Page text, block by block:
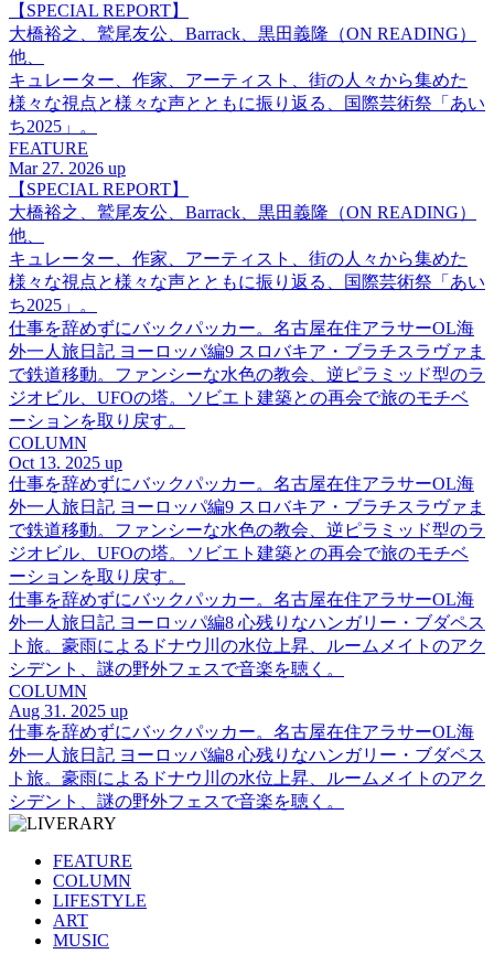
【SPECIAL REPORT】
大橋裕之、鷲尾友公、Barrack、黒田義隆（ON READING）
他、
キュレーター、作家、アーティスト、街の人々から集めた
様々な視点と様々な声とともに振り返る、国際芸術祭「あい
ち2025」。
FEATURE
Mar 27. 2026 up
【SPECIAL REPORT】
大橋裕之、鷲尾友公、Barrack、黒田義隆（ON READING）
他、
キュレーター、作家、アーティスト、街の人々から集めた
様々な視点と様々な声とともに振り返る、国際芸術祭「あい
ち2025」。
仕事を辞めずにバックパッカー。名古屋在住アラサーOL海
外一人旅日記 ヨーロッパ編9 スロバキア・ブラチスラヴァま
で鉄道移動。ファンシーな水色の教会、逆ピラミッド型のラ
ジオビル、UFOの塔。ソビエト建築との再会で旅のモチベ
ーションを取り戻す。
COLUMN
Oct 13. 2025 up
仕事を辞めずにバックパッカー。名古屋在住アラサーOL海
外一人旅日記 ヨーロッパ編9 スロバキア・ブラチスラヴァま
で鉄道移動。ファンシーな水色の教会、逆ピラミッド型のラ
ジオビル、UFOの塔。ソビエト建築との再会で旅のモチベ
ーションを取り戻す。
仕事を辞めずにバックパッカー。名古屋在住アラサーOL海
外一人旅日記 ヨーロッパ編8 心残りなハンガリー・ブダペス
ト旅。豪雨によるドナウ川の水位上昇、ルームメイトのアク
シデント、謎の野外フェスで音楽を聴く。
COLUMN
Aug 31. 2025 up
仕事を辞めずにバックパッカー。名古屋在住アラサーOL海
外一人旅日記 ヨーロッパ編8 心残りなハンガリー・ブダペス
ト旅。豪雨によるドナウ川の水位上昇、ルームメイトのアク
シデント、謎の野外フェスで音楽を聴く。
FEATURE
COLUMN
LIFESTYLE
ART
MUSIC